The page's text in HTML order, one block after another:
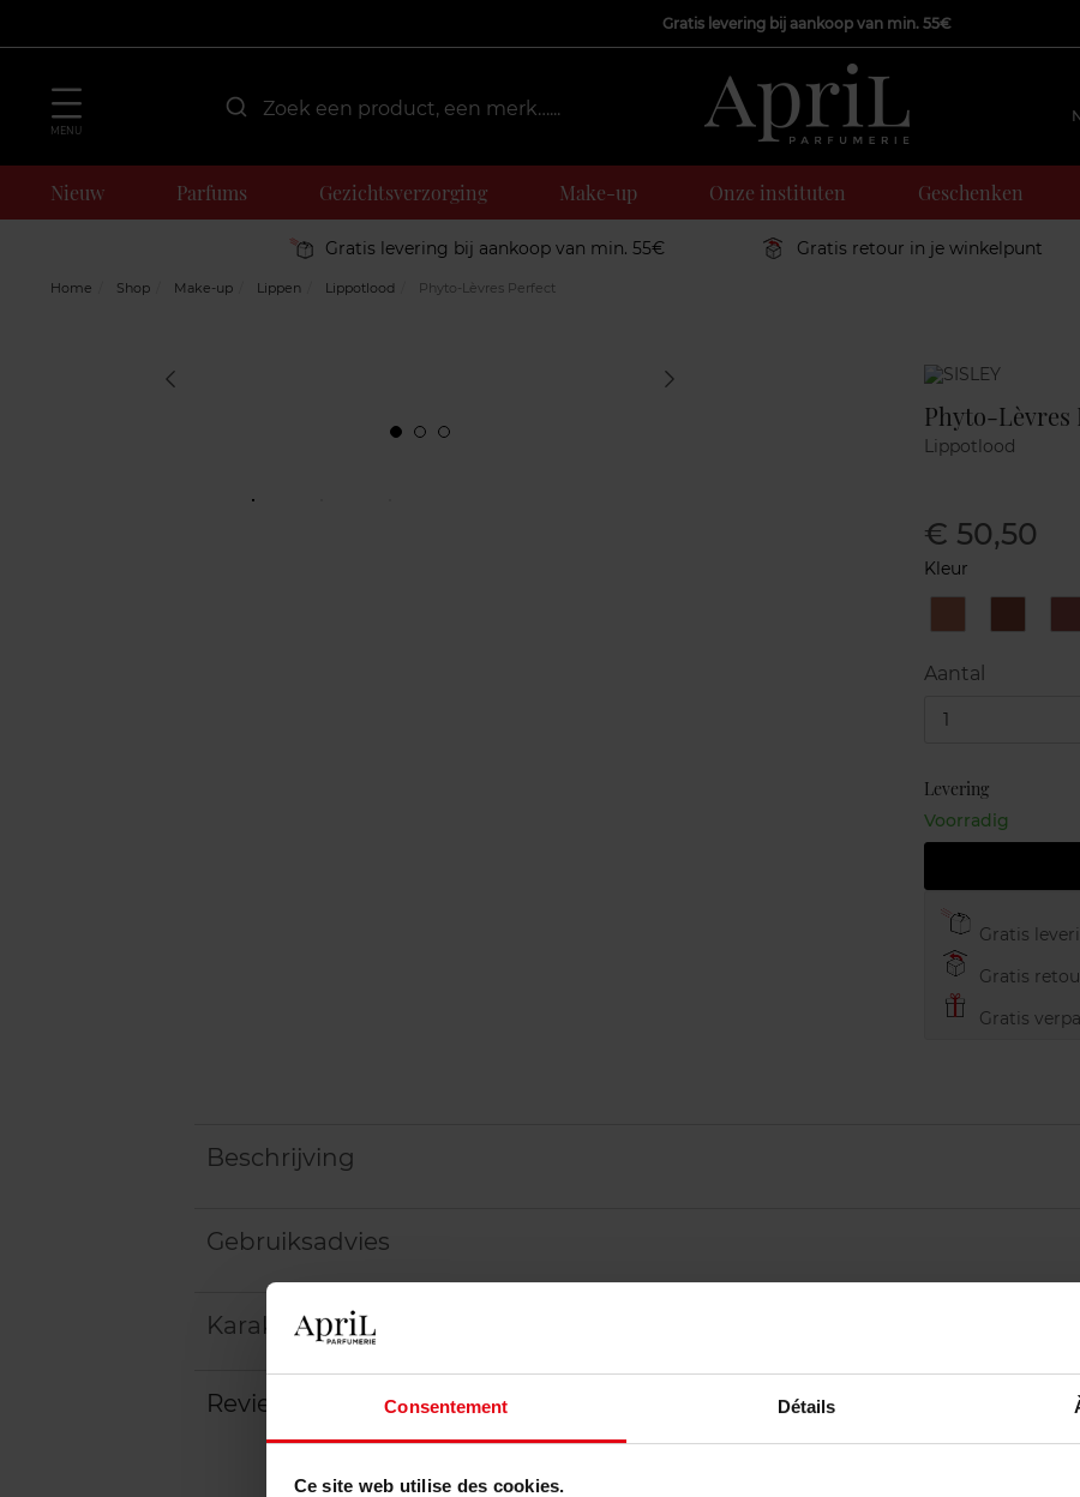
Consentement Détails
Ce site web utilise des cookies.
Gratis levering bij aankoop van min. 55€
MENU
Nieuw Parfums Gezichtsverzorging Make-up Onze instituten Geschenken
Gratis levering bij aankoop van min. 55€ Gratis retour in je winkelpunt
Home Shop Make-up Lippen Lippotlood Phyto-Lèvres Perfect
Marque
Phyto-Lèvres
Lippotlood
€ 50,50
Kleur
Nude Beige
Aantal
1
Levering
Voorradig
Gratis
Gratis
Gratis
Beschrijving
Gebruiksadvies
Karakteristieken
Review Beleid inzake klantbeoordelingen